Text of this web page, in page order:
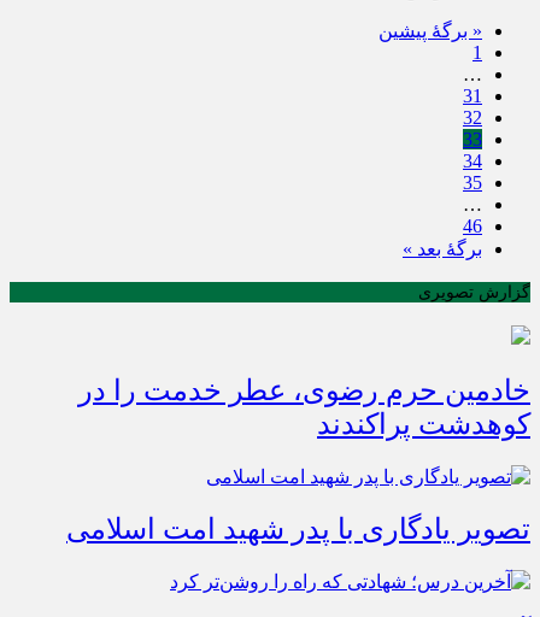
« برگه‌ٔ پیشین
1
…
31
32
33
34
35
…
46
برگهٔ بعد »
گزارش تصویری
خادمین حرم رضوی، عطر خدمت را در
کوهدشت پراکندند
تصویر یادگاری با پدر شهید امت اسلامی